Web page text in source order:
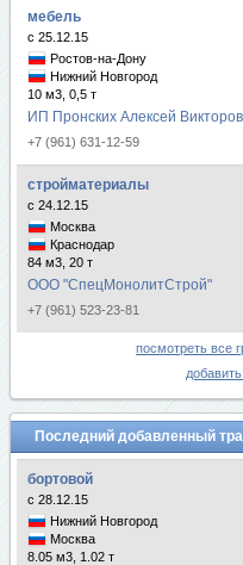
мебель
с 25.12.15
Ростов-на-Дону
Нижний Новгород
10 м3, 0,5 т
ИП Пронских Алексей
+7 (961) 631-12-59
стройматериалы
с 24.12.15
Москва
Краснодар
84 м3, 20 т
ООО "СпецМонолитСтрой"
+7 (961) 523-23-81
посмотреть все
добавить
Последний добавленный
бортовой
с 28.12.15
Нижний Новгород
Москва
8.05 м3, 1.02 т